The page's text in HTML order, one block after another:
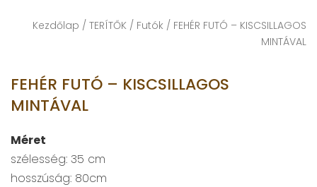
Kezdőlap / TERÍTŐK / Futók / FEHÉR FUTÓ – KISCSILLAGOS
MINTÁVAL
FEHÉR FUTÓ – KISCSILLAGOS
MINTÁVAL
Méret
szélesség: 35 cm
hosszúság: 80cm